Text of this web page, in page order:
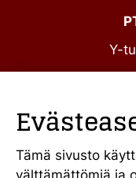
Y-
Tämä sivusto
välttämättömiä ja